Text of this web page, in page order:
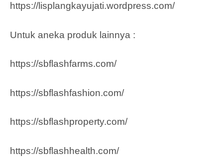
https://lisplangkayujati.wordpress.com/
Untuk aneka produk lainnya :
https://sbflashfarms.com/
https://sbflashfashion.com/
https://sbflashproperty.com/
https://sbflashhealth.com/